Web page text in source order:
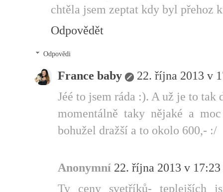
chtěla jsem zeptat kdy byl přehoz
Odpovědět
Odpovědi
France baby
22. října 2013 v
Jéé to jsem ráda :). A už je to
momentálně taky nějaké a
bohužel dražší a to okolo 600,- :/
Anonymní 22. října 2013 v 17:23
Ty ceny svetříků- teplejších